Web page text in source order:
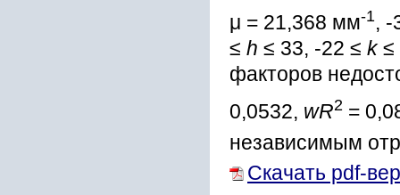
μ = 21,368 мм-1, -
≤ h ≤ 33, -22 ≤ k≤
факторов
0,0532, wR2 =
независимым
Скачать pdf-